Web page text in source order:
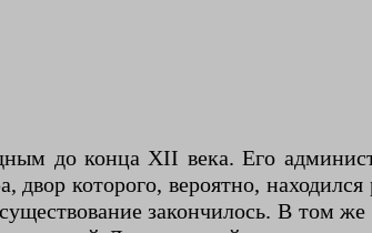
до конца XII века. Его
которого, вероятно,
закончилось. В том